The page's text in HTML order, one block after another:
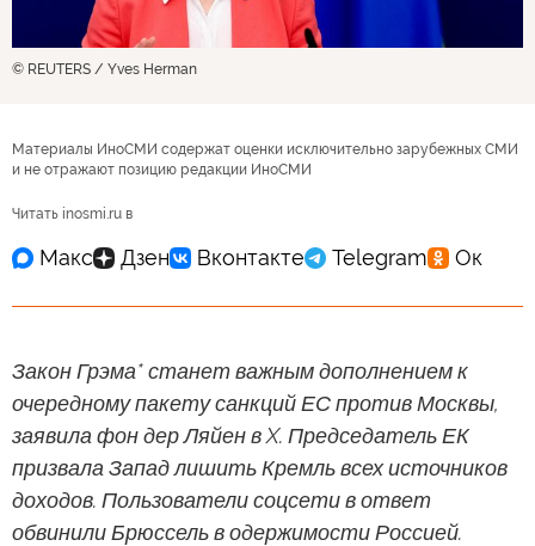
© REUTERS / Yves Herman
Материалы ИноСМИ содержат оценки исключительно зарубежных СМИ
и не отражают позицию редакции ИноСМИ
Читать inosmi.ru в
Закон Грэма* станет важным дополнением к
очередному пакету санкций ЕС против Москвы,
заявила фон дер Ляйен в X. Председатель ЕК
призвала Запад лишить Кремль всех источников
доходов. Пользователи соцсети в ответ
обвинили Брюссель в одержимости Россией.